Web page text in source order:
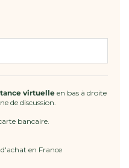
virtuelleen bas à droite
de discussion.
bancaire.
en France